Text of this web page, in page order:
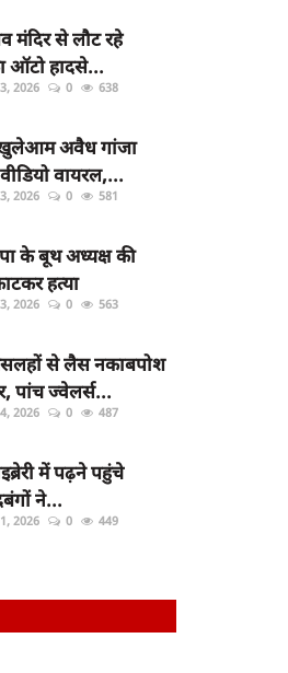
मंदिर से लौट रहे
ऑटो हादसे...
2026 0 638
खुलेआम अवैध गांजा
वायरल,...
2026 0 581
के बूथ अध्यक्ष की
हत्या
2026 0 563
से लैस नकाबपोश
पांच ज्वेलर्स...
2026 0 487
में पढ़ने पहुंचे
ने...
2026 0 449